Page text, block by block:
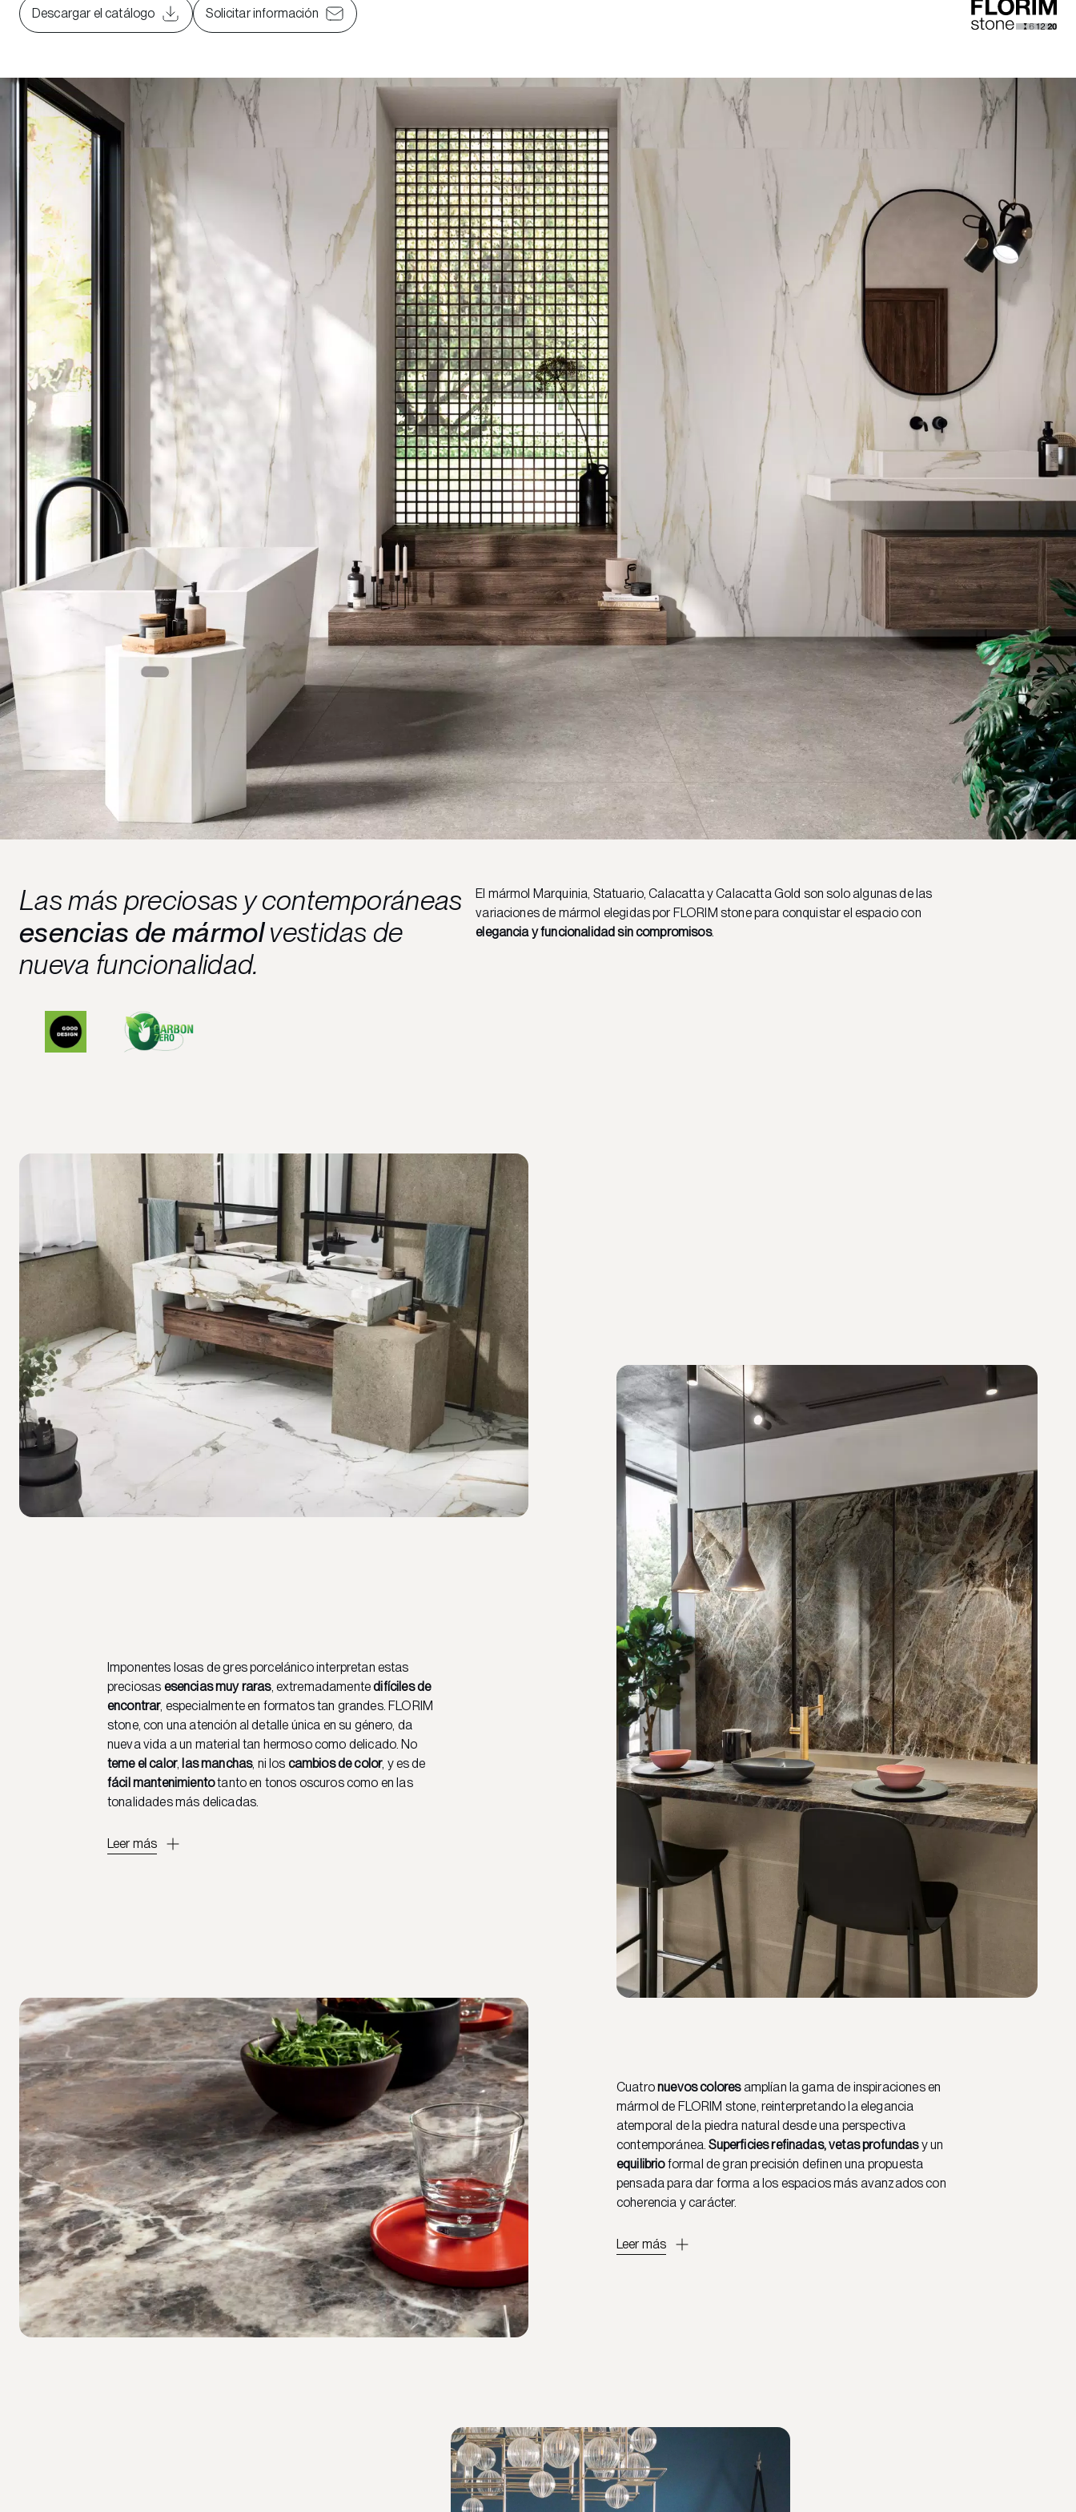
Descargar el catálogo Solicitar información
Las más preciosas y contemporáneas
esencias de mármolvestidas de
nueva funcionalidad.
El mármol Marquinia, Statuario, Calacatta y Calacatta Gold son solo algunas de las
variaciones de mármol elegidas por FLORIM stone para conquistar el espacio con
elegancia y funcionalidad sin compromisos.
Imponentes losas de gres porcelánico interpretan estas
preciosas esencias muy raras, extremadamentedifíciles de
encontrar, especialmente en formatos tan grandes. FLORIM
stone, con una atención al detalle única en su género, da
nueva vida a un material tan hermoso como delicado. No
teme el calor, las manchas, ni los cambios de color, y es de
fácil mantenimientotanto en tonos oscuros como en las
tonalidades más delicadas.
Leer más
Cuatronuevos coloresamplían la gama de inspiraciones en
mármol de FLORIM stone, reinterpretando la elegancia
atemporal de la piedra natural desde una perspectiva
contemporánea.Superficies refinadas, vetas profundasy un
equilibrioformal de gran precisión definen una propuesta
pensada para dar forma a los espacios más avanzados con
coherencia y carácter.
Leer más